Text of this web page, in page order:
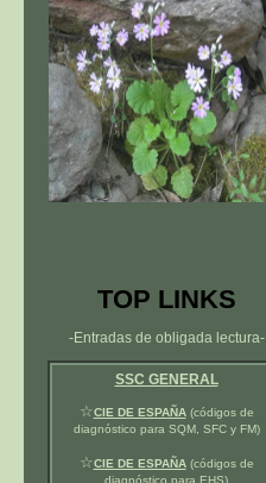
TOP LINKS
-Entradas de obligada lectura-
SSC GENERAL
☆CIE DE ESPAÑA(códigos de
diagnóstico para SQM, SFC y FM)
☆CIE DE ESPAÑA(códigos de
diagnóstico para EHS)